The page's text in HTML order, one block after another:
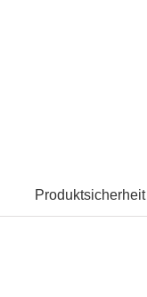
Produktsicherheit